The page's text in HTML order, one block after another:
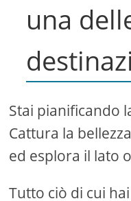
una
Stai pianificando
Cattura la
ed esplora il lato
Tutto ciò di cui